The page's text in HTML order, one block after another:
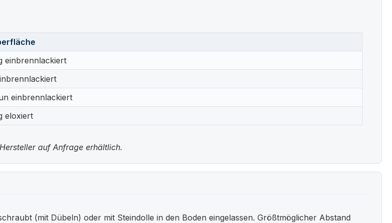
einbrennlackiert
einbrennlackiert
eloxiert
auf Anfrage erhältlich.
(mit Dübeln) oder mit Steindolle in den Boden eingelassen. Größtmöglicher Abstand